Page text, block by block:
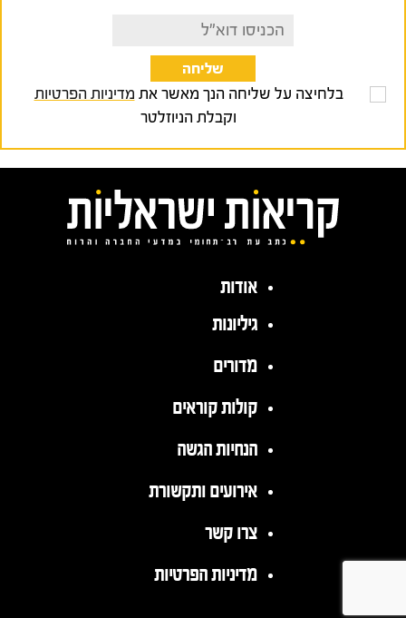
בלחיצה על שליחה הנך מאשר את מדיניות הפרטיות
וקבלת הניוזלטר
אודות
גיליונות
מדורים
קולות קוראים
הנחיות הגשה
אירועים ותקשורת
צרו קשר
מדיניות הפרטיות